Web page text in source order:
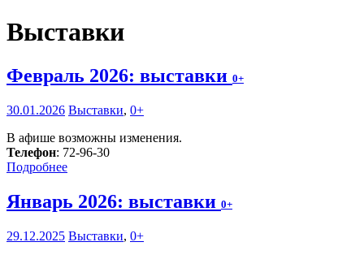
Выставки
Февраль 2026: выставки 0+
30.01.2026 Выставки, 0+
В афише возможны изменения.
Телефон: 72-96-30
Подробнее
Январь 2026: выставки 0+
29.12.2025 Выставки, 0+